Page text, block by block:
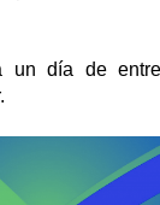
un día de